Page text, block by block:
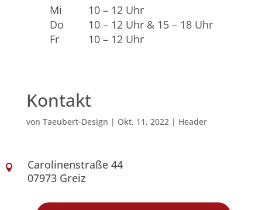
Mi
10 – 12 Uhr
Do
10 – 12 Uhr & 15 – 18 Uhr
Fr
10 – 12 Uhr
Kontakt
von Taeubert-Design | Okt. 11, 2022| Header

Carolinenstraße 44
07973 Greiz